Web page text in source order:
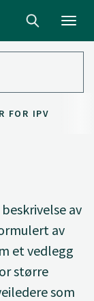
FOR IPV
av
av
et vedlegg
større
som